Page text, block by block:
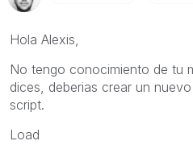
Hola Alexis,
No tengo conocimiento de tu
dices, deberias crear un
script.
Load